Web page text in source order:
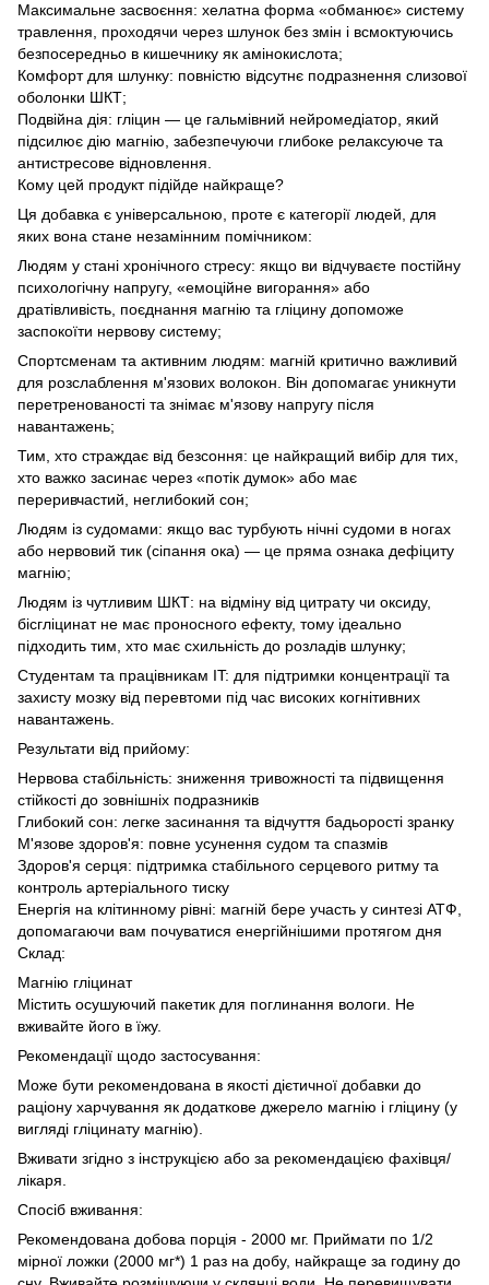
Максимальне засвоєння: хелатна форма «обманює» систему
травлення, проходячи через шлунок без змін і всмоктуючись
безпосередньо в кишечнику як амінокислота;
Комфорт для шлунку: повністю відсутнє подразнення слизової
оболонки ШКТ;
Подвійна дія: гліцин — це гальмівний нейромедіатор, який
підсилює дію магнію, забезпечуючи глибоке релаксуюче та
антистресове відновлення.
Кому цей продукт підійде найкраще?
Ця добавка є універсальною, проте є категорії людей, для
яких вона стане незамінним помічником:
Людям у стані хронічного стресу: якщо ви відчуваєте постійну
психологічну напругу, «емоційне вигорання» або
дратівливість, поєднання магнію та гліцину допоможе
заспокоїти нервову систему;
Спортсменам та активним людям: магній критично важливий
для розслаблення м'язових волокон. Він допомагає уникнути
перетренованості та знімає м'язову напругу після
навантажень;
Тим, хто страждає від безсоння: це найкращий вибір для тих,
хто важко засинає через «потік думок» або має
переривчастий, неглибокий сон;
Людям із судомами: якщо вас турбують нічні судоми в ногах
або нервовий тик (сіпання ока) — це пряма ознака дефіциту
магнію;
Людям із чутливим ШКТ: на відміну від цитрату чи оксиду,
бісгліцинат не має проносного ефекту, тому ідеально
підходить тим, хто має схильність до розладів шлунку;
Студентам та працівникам IT: для підтримки концентрації та
захисту мозку від перевтоми під час високих когнітивних
навантажень.
Результати від прийому:
Нервова стабільність: зниження тривожності та підвищення
стійкості до зовнішніх подразників
Глибокий сон: легке засинання та відчуття бадьорості зранку
М'язове здоров'я: повне усунення судом та спазмів
Здоров'я серця: підтримка стабільного серцевого ритму та
контроль артеріального тиску
Енергія на клітинному рівні: магній бере участь у синтезі АТФ,
допомагаючи вам почуватися енергійнішими протягом дня
Склад:
Магнію гліцинат
Містить осушуючий пакетик для поглинання вологи. Не
вживайте його в їжу.
Рекомендації щодо застосування:
Може бути рекомендована в якості дієтичної добавки до
раціону харчування як додаткове джерело магнію і гліцину (у
вигляді гліцинату магнію).
Вживати згідно з інструкцією або за рекомендацією фахівця/
лікаря.
Спосіб вживання:
Рекомендована добова порція - 2000 мг. Приймати по 1/2
мірної ложки (2000 мг*) 1 раз на добу, найкраще за годину до